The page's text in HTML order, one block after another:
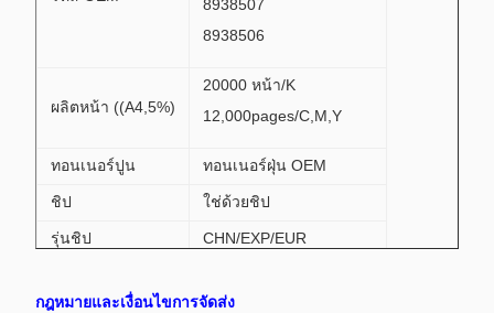
8938507
8938506
ผลิตหน้า ((A4,5%)
20000 หน้า/K
12,000pages/C,M,Y
ทอนเนอร์ปูน ทอนเนอร์ฝุ่น OEM
ชิป ใช่ด้วยชิป
รุ่นชิป CHN/EXP/EUR
กฎหมายและเงื่อนไขการจัดส่ง